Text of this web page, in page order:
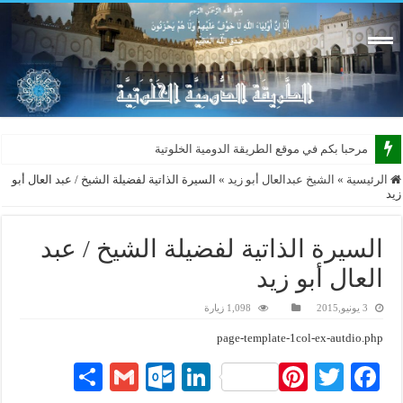
مرحبا بكم في موقع الطريقة الدومية الخلوتية بشكله ا
الرئيسية » الشيخ عبدالعال أبو زيد » السيرة الذاتية لفضيلة الشيخ / عبد العال أبو
زيد
السيرة الذاتية لفضيلة الشيخ / عبد
العال أبو زيد
3 يونيو,2015 1,098 زيارة
page-template-1col-ex-autdio.php
Fa
T
Li
O
G